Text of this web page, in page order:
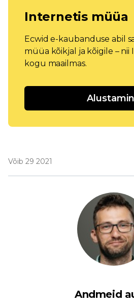
Internetis müüa
Ecwid e-kaubanduse abil
müüa kõikjal ja kõigile – nii
kogu maailmas.
Võib 29 2021
Andmeid